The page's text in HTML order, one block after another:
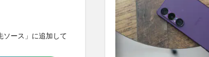
ソース」に追加して